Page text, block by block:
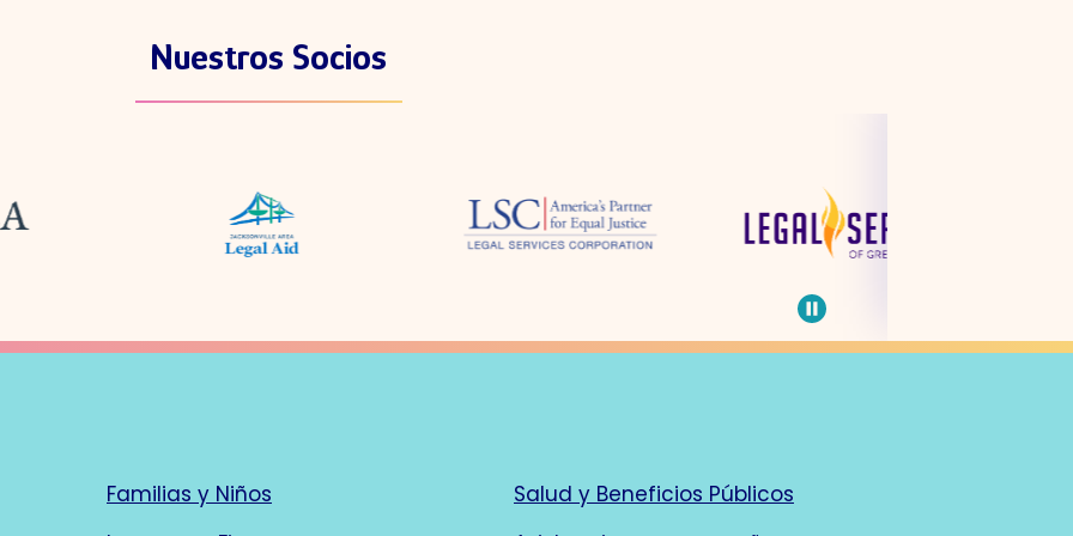
Nuestros Socios
Pause
carousel
Familias y Niños
Salud y Beneficios Públicos